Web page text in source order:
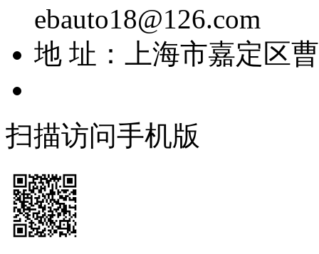
ebauto18@126.com
地 址：上海市嘉定区
扫描访问手机版